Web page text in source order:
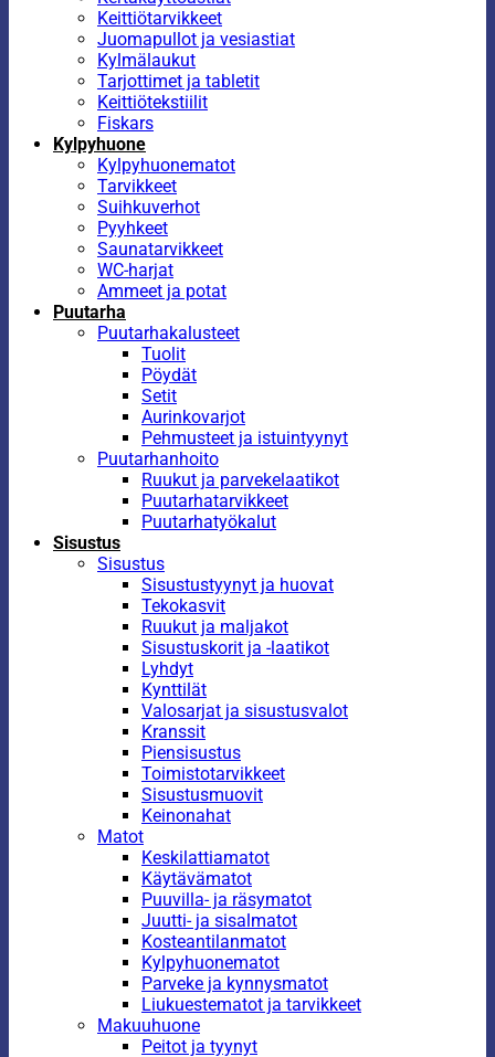
Keittiötarvikkeet
Juomapullot ja vesiastiat
Kylmälaukut
Tarjottimet ja tabletit
Keittiötekstiilit
Fiskars
Kylpyhuone
Kylpyhuonematot
Tarvikkeet
Suihkuverhot
Pyyhkeet
Saunatarvikkeet
WC-harjat
Ammeet ja potat
Puutarha
Puutarhakalusteet
Tuolit
Pöydät
Setit
Aurinkovarjot
Pehmusteet ja istuintyynyt
Puutarhanhoito
Ruukut ja parvekelaatikot
Puutarhatarvikkeet
Puutarhatyökalut
Sisustus
Sisustus
Sisustustyynyt ja huovat
Tekokasvit
Ruukut ja maljakot
Sisustuskorit ja -laatikot
Lyhdyt
Kynttilät
Valosarjat ja sisustusvalot
Kranssit
Piensisustus
Toimistotarvikkeet
Sisustusmuovit
Keinonahat
Matot
Keskilattiamatot
Käytävämatot
Puuvilla- ja räsymatot
Juutti- ja sisalmatot
Kosteantilanmatot
Kylpyhuonematot
Parveke ja kynnysmatot
Liukuestematot ja tarvikkeet
Makuuhuone
Peitot ja tyynyt